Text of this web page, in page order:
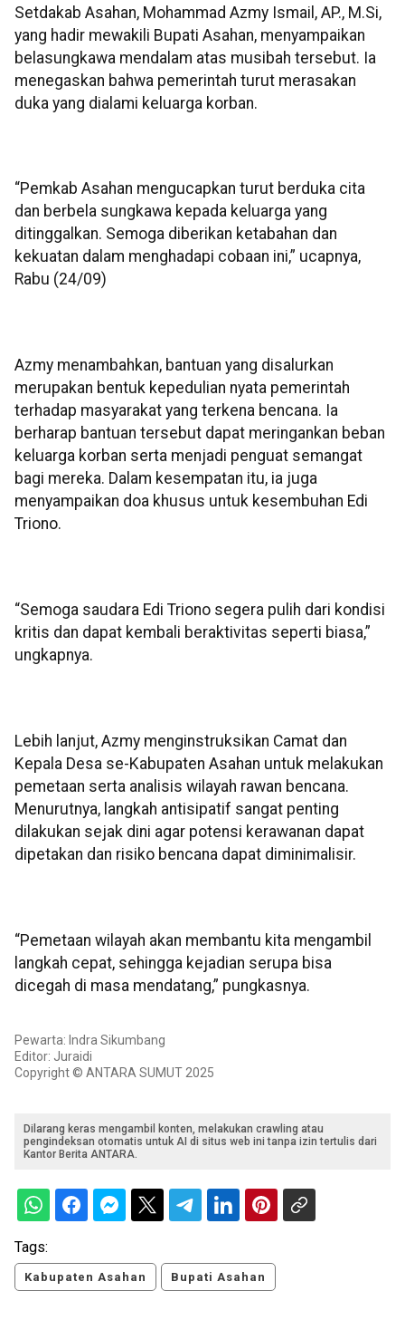
Setdakab Asahan, Mohammad Azmy Ismail, AP., M.Si,
yang hadir mewakili Bupati Asahan, menyampaikan
belasungkawa mendalam atas musibah tersebut. Ia
menegaskan bahwa pemerintah turut merasakan
duka yang dialami keluarga korban.
“Pemkab Asahan mengucapkan turut berduka cita
dan berbela sungkawa kepada keluarga yang
ditinggalkan. Semoga diberikan ketabahan dan
kekuatan dalam menghadapi cobaan ini,” ucapnya,
Rabu (24/09)
Azmy menambahkan, bantuan yang disalurkan
merupakan bentuk kepedulian nyata pemerintah
terhadap masyarakat yang terkena bencana. Ia
berharap bantuan tersebut dapat meringankan beban
keluarga korban serta menjadi penguat semangat
bagi mereka. Dalam kesempatan itu, ia juga
menyampaikan doa khusus untuk kesembuhan Edi
Triono.
“Semoga saudara Edi Triono segera pulih dari kondisi
kritis dan dapat kembali beraktivitas seperti biasa,”
ungkapnya.
Lebih lanjut, Azmy menginstruksikan Camat dan
Kepala Desa se-Kabupaten Asahan untuk melakukan
pemetaan serta analisis wilayah rawan bencana.
Menurutnya, langkah antisipatif sangat penting
dilakukan sejak dini agar potensi kerawanan dapat
dipetakan dan risiko bencana dapat diminimalisir.
“Pemetaan wilayah akan membantu kita mengambil
langkah cepat, sehingga kejadian serupa bisa
dicegah di masa mendatang,” pungkasnya.
Pewarta: Indra Sikumbang
Editor: Juraidi
Copyright © ANTARA SUMUT 2025
Dilarang keras mengambil konten, melakukan crawling atau
pengindeksan otomatis untuk AI di situs web ini tanpa izin tertulis dari
Kantor Berita ANTARA.
Tags:
Kabupaten Asahan Bupati Asahan